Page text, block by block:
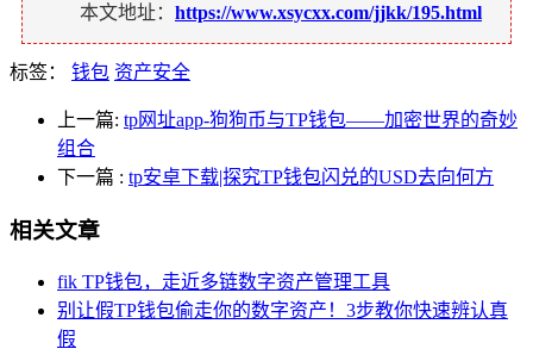
本文地址： https://www.xsycxx.com/jjkk/195.html
标签： 钱包 资产安全
上一篇: tp网址app-狗狗币与TP钱包——加密世界的奇妙
组合
下一篇 : tp安卓下载|探究TP钱包闪兑的USD去向何方
相关文章
fik TP钱包，走近多链数字资产管理工具
别让假TP钱包偷走你的数字资产！3步教你快速辨认真
假